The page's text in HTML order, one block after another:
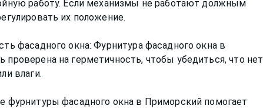
работу. Если механизмы не работают должным
их положение.
фасадного окна: Фурнитура фасадного окна в
на герметичность, чтобы убедиться, что нет
влаги.
фурнитуры фасадного окна в Приморский помогает